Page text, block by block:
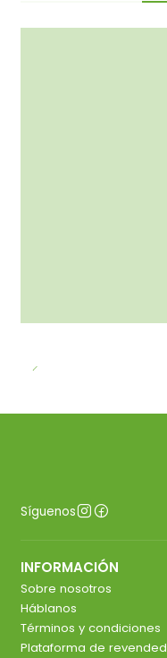
Síguenos
INFORMACIÓN
Sobre nosotros
Háblanos
Términos y condiciones
Plataforma de